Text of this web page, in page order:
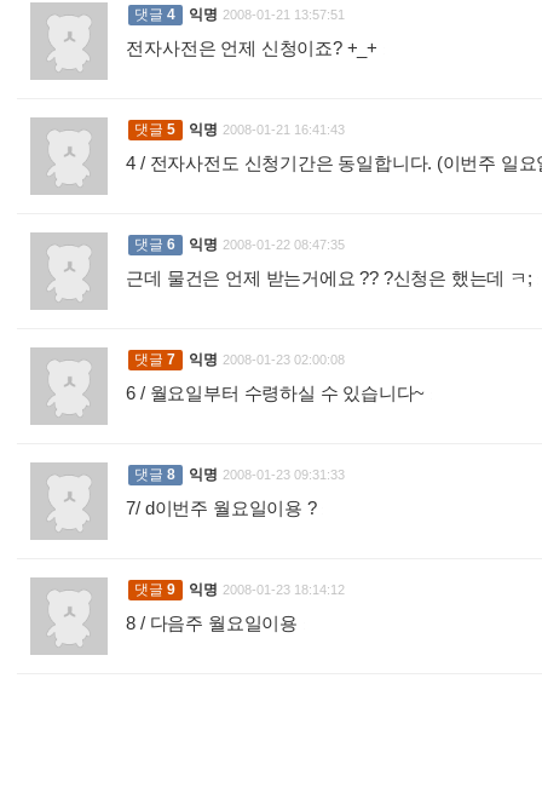
댓글 4 익명 2008-01-21 13:57:51
전자사전은 언제 신청이죠? +_+
댓글 5 익명 2008-01-21 16:41:43
4 / 전자사전도 신청기간은 동일합니다. (이번주 일
댓글 6 익명 2008-01-22 08:47:35
근데 물건은 언제 받는거에요 ?? ?신청은 했는데 ㅋ;
댓글 7 익명 2008-01-23 02:00:08
6 / 월요일부터 수령하실 수 있습니다~
댓글 8 익명 2008-01-23 09:31:33
7/ d이번주 월요일이용 ?
댓글 9 익명 2008-01-23 18:14:12
8 / 다음주 월요일이용